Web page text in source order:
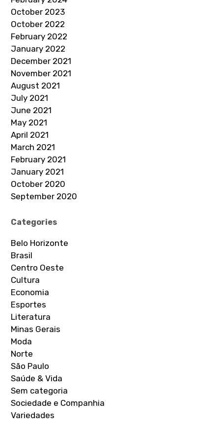
October 2023
October 2022
February 2022
January 2022
December 2021
November 2021
August 2021
July 2021
June 2021
May 2021
April 2021
March 2021
February 2021
January 2021
October 2020
September 2020
Categories
Belo Horizonte
Brasil
Centro Oeste
Cultura
Economia
Esportes
Literatura
Minas Gerais
Moda
Norte
São Paulo
Saúde & Vida
Sem categoria
Sociedade e Companhia
Variedades